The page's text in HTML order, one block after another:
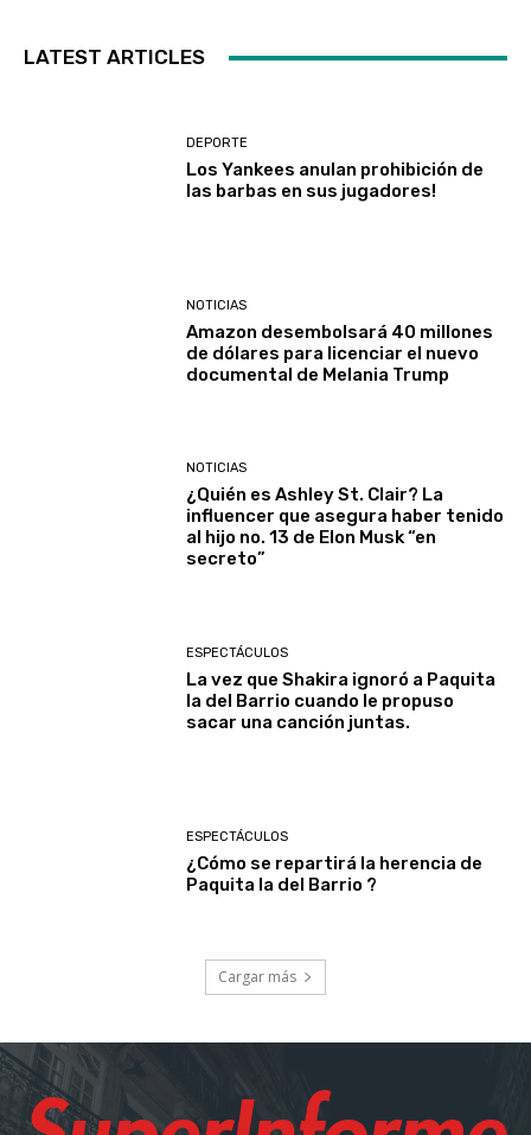
LATEST ARTICLES
DEPORTE
Los Yankees anulan prohibición de
las barbas en sus jugadores!
NOTICIAS
Amazon desembolsará 40 millones
de dólares para licenciar el nuevo
documental de Melania Trump
NOTICIAS
¿Quién es Ashley St. Clair? La
influencer que asegura haber tenido
al hijo no. 13 de Elon Musk “en
secreto”
ESPECTÁCULOS
La vez que Shakira ignoró a Paquita
la del Barrio cuando le propuso
sacar una canción juntas.
ESPECTÁCULOS
¿Cómo se repartirá la herencia de
Paquita la del Barrio ?
Cargar más